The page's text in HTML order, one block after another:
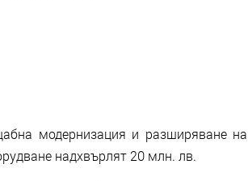
модернизация и разширяване на
надхвърлят 20 млн. лв.